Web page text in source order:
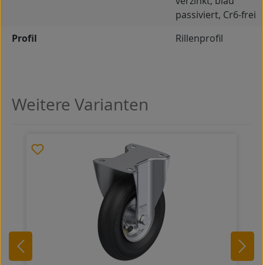
passiviert, Cr6-frei
Profil
Rillenprofil
Produktgalerie überspringen
Weitere Varianten